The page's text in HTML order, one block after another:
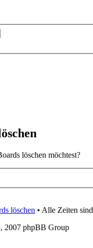
löschen möchtest?
löschen • Alle Zeiten
2007 phpBB Group